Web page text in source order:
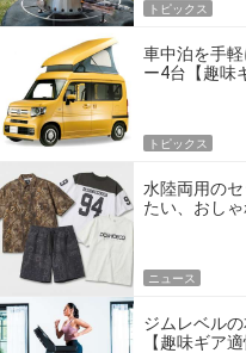
トピックス
車中泊を手
ー4台【趣味
トピックス
水陸両用の
たい、おし
ニュース
ジムレベル
【趣味ギア適